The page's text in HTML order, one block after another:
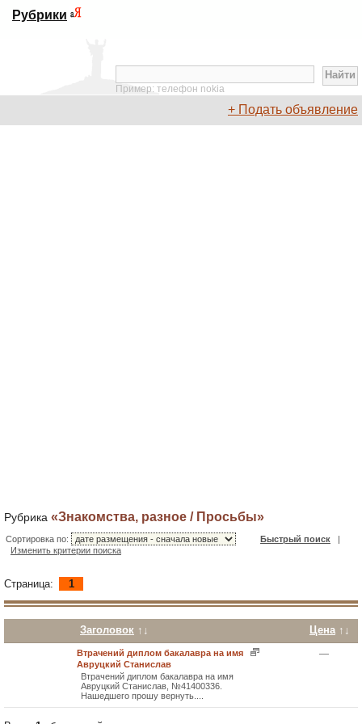
Рубрики
Пример: телефон nokia
+ Подать объявление
Рубрика «Знакомства, разное / Просьбы»
Сортировка по: Быстрый поиск |
Изменить критерии поиска
Страница: 1
Заголовок ↑↓ Цена ↑↓
Втрачений диплом бакалавра на имя
Авруцкий Станислав
Втрачений диплом бакалавра на имя
Авруцкий Станислав, №41400336.
Нашедшего прошу вернуть....
—